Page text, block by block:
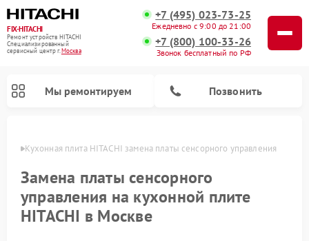
FIX-HITACHI
Ремонт устройств HITACHI
Специализированный
cервисный центр г.Москва
+7 (495) 023-73-25
Ежедневно с 9:00 до 21:00
+7 (800) 100-33-26
Звонок бесплатный по РФ
Мы ремонтируем Позвонить
Кухонная плита HITACHI замена платы сенсорного управления
Замена платы сенсорного
управления на кухонной плите
HITACHI в Москве